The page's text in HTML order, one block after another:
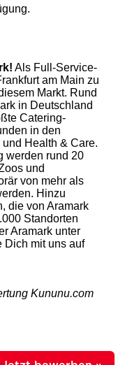
Als Full-Service-
am Main zu
Markt. Rund
in Deutschland
Catering-
in den
Health & Care.
werden rund 20
und
von mehr als
Hinzu
die von Aramark
Standorten
Aramark unter
Dich mit uns auf
Kununu.com